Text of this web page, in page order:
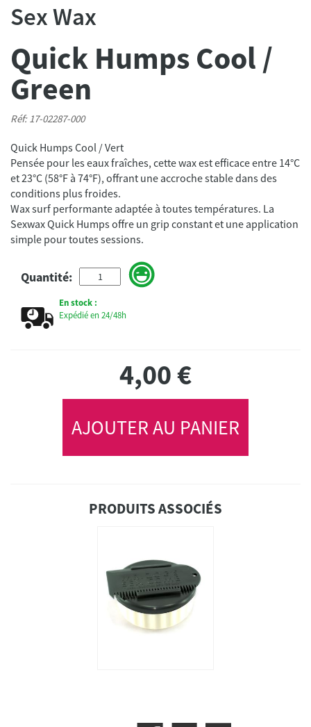
Sex Wax
Quick Humps Cool /
Green
Réf: 17-02287-000
Quick Humps Cool / Vert
Pensée pour les eaux fraîches, cette wax est efficace entre 14°C
et 23°C (58°F à 74°F), offrant une accroche stable dans des
conditions plus froides.
Wax surf performante adaptée à toutes températures. La
Sexwax Quick Humps offre un grip constant et une application
simple pour toutes sessions.
Quantité:
En stock :
Expédié en 24/48h
4,00€
AJOUTER AU PANIER
PRODUITS ASSOCIÉS